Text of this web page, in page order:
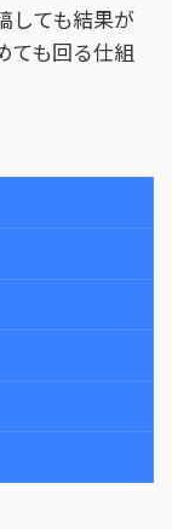
しても結果が
ても回る仕組